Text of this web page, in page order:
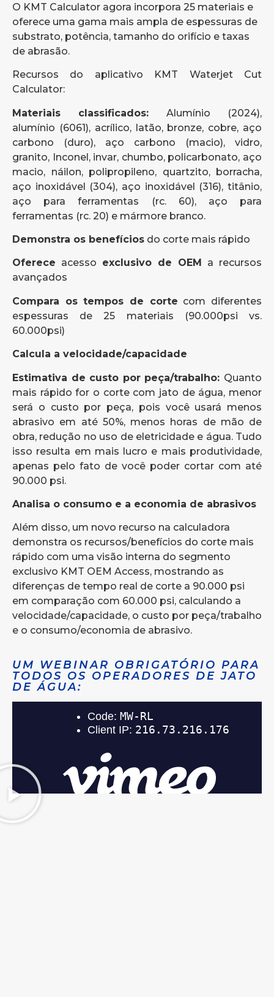
O KMT Calculator agora incorpora 25 materiais e
oferece uma gama mais ampla de espessuras de
substrato, potência, tamanho do orifício e taxas
de abrasão.
Recursos do aplicativo KMT Waterjet Cut
Calculator:
Materiais classificados: Alumínio (2024),
alumínio (6061), acrílico, latão, bronze, cobre, aço
carbono (duro), aço carbono (macio), vidro,
granito, Inconel, invar, chumbo, policarbonato, aço
macio, náilon, polipropileno, quartzito, borracha,
aço inoxidável (304), aço inoxidável (316), titânio,
aço para ferramentas (rc. 60), aço para
ferramentas (rc. 20) e mármore branco.
Demonstra os benefícios do corte mais rápido
Oferece acesso exclusivo de OEM
a recursos
avançados
Compara os tempos de corte com diferentes
espessuras de 25 materiais (90.000psi vs.
60.000psi)
Calcula a velocidade/capacidade
Estimativa de custo por peça/trabalho: Quanto
mais rápido for o corte com jato de água, menor
será o custo por peça, pois você usará menos
abrasivo em até 50%, menos horas de mão de
obra, redução no uso de eletricidade e água. Tudo
isso resulta em mais lucro e mais produtividade,
apenas pelo fato de você poder cortar com até
90.000 psi.
Analisa o consumo e a economia de abrasivos
Além disso, um novo recurso na calculadora
demonstra os recursos/benefícios do corte mais
rápido com uma visão interna do segmento
exclusivo KMT OEM Access, mostrando as
diferenças de tempo real de corte a 90.000 psi
em comparação com 60.000 psi, calculando a
velocidade/capacidade, o custo por peça/trabalho
e o consumo/economia de abrasivo.
UM WEBINAR OBRIGATÓRIO PARA
TODOS OS OPERADORES DE JATO
DE ÁGUA: